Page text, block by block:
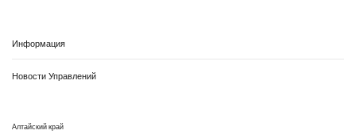
Информация
Новости Управлений
Алтайский край